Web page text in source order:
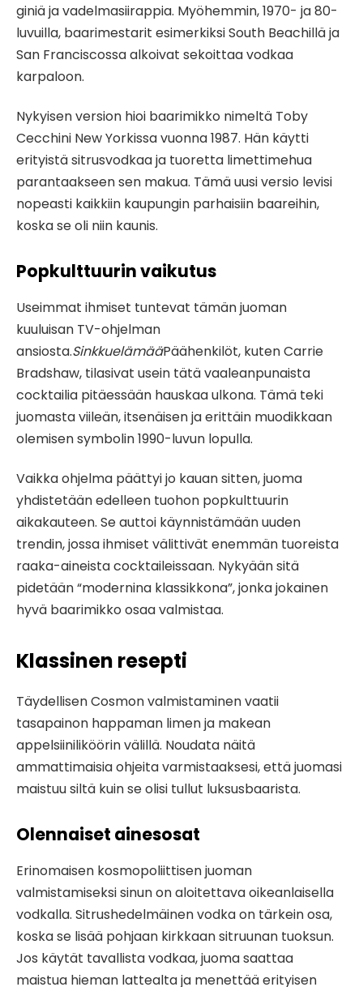
giniä ja vadelmasiirappia. Myöhemmin, 1970- ja 80-
luvuilla, baarimestarit esimerkiksi South Beachillä ja
San Franciscossa alkoivat sekoittaa vodkaa
karpaloon.
Nykyisen version hioi baarimikko nimeltä Toby
Cecchini New Yorkissa vuonna 1987. Hän käytti
erityistä sitrusvodkaa ja tuoretta limettimehua
parantaakseen sen makua. Tämä uusi versio levisi
nopeasti kaikkiin kaupungin parhaisiin baareihin,
koska se oli niin kaunis.
Popkulttuurin vaikutus
Useimmat ihmiset tuntevat tämän juoman
kuuluisan TV-ohjelman
ansiosta.SinkkuelämääPäähenkilöt, kuten Carrie
Bradshaw, tilasivat usein tätä vaaleanpunaista
cocktailia pitäessään hauskaa ulkona. Tämä teki
juomasta viileän, itsenäisen ja erittäin muodikkaan
olemisen symbolin 1990-luvun lopulla.
Vaikka ohjelma päättyi jo kauan sitten, juoma
yhdistetään edelleen tuohon popkulttuurin
aikakauteen. Se auttoi käynnistämään uuden
trendin, jossa ihmiset välittivät enemmän tuoreista
raaka-aineista cocktaileissaan. Nykyään sitä
pidetään “modernina klassikkona”, jonka jokainen
hyvä baarimikko osaa valmistaa.
Klassinen resepti
Täydellisen Cosmon valmistaminen vaatii
tasapainon happaman limen ja makean
appelsiiniliköörin välillä. Noudata näitä
ammattimaisia ​​ohjeita varmistaaksesi, että juomasi
maistuu siltä kuin se olisi tullut luksusbaarista.
Olennaiset ainesosat
Erinomaisen kosmopoliittisen juoman
valmistamiseksi sinun on aloitettava oikeanlaisella
vodkalla. Sitrushedelmäinen vodka on tärkein osa,
koska se lisää pohjaan kirkkaan sitruunan tuoksun.
Jos käytät tavallista vodkaa, juoma saattaa
maistua hieman lattealta ja menettää erityisen